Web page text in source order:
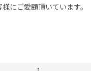
にご愛顧頂いています。